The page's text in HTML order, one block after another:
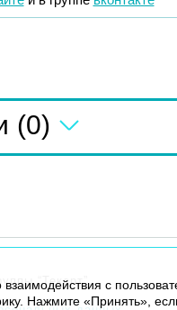
(0)
“Текарт”.
взаимодействия с
Нажмите «Принять»,